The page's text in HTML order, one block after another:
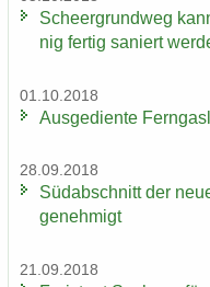
Scheergrund­weg
nig fer­tig sa­niert
01.10.2018
Aus­ge­dien­te
28.09.2018
Süd­ab­schnitt der
ge­neh­migt
21.09.2018